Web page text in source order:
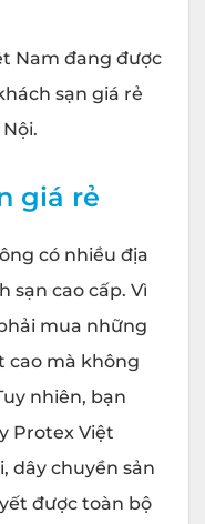
Nam đang được
sạn giá rẻ
giá rẻ
có nhiều địa
sạn cao cấp. Vì
mua những
cao mà không
nhiên, bạn
Protex Việt
dây chuyền sản
được toàn bộ